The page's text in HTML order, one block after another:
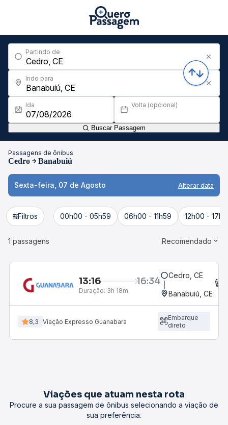
Partindo de
Indo para
Ida Volta (opcional)
Buscar Passagem
Passagens de ônibus
Cedro Banabuiú
Sexta-feira, 07 de Agosto Alterar data
Filtros 00h00 - 05h59 06h00 - 11h59 12h00 -
1 passagens Recomendado
13:16 16:34
Duração: 3h 18m
Cedro, CE
Banabuiú, CE
8,3 Viação Expresso Guanabara
Embarque
direto
Viações que atuam nesta rota
Procure a sua passagem de ônibus selecionando a viação de
sua preferência.